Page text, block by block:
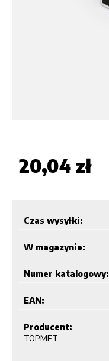
20,04 zł
Czas wysyłki:
W magazynie:
Numer katalogowy:
EAN:
Producent:
TOPMET